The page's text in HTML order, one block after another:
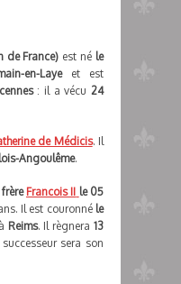
de France) est né le
en-Layeet est
: il a vécu 24
de Médicis. Il
Angoulême.
frère Francois II le 05
Il est couronné le
Reims. Il règnera 13
sera son